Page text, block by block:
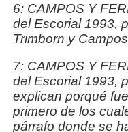
6: CAMPOS Y
del Escorial 1993,
Trimborn y
7: CAMPOS Y
del Escorial 1993,
explican porqué
primero de los
párrafo donde se